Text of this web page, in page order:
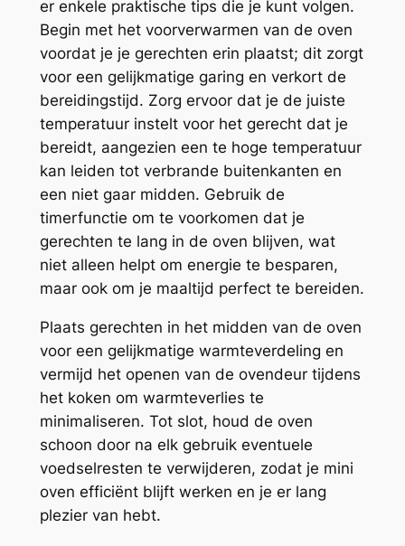
er enkele praktische tips die je kunt volgen.
Begin met het voorverwarmen van de oven
voordat je je gerechten erin plaatst; dit zorgt
voor een gelijkmatige garing en verkort de
bereidingstijd. Zorg ervoor dat je de juiste
temperatuur instelt voor het gerecht dat je
bereidt, aangezien een te hoge temperatuur
kan leiden tot verbrande buitenkanten en
een niet gaar midden. Gebruik de
timerfunctie om te voorkomen dat je
gerechten te lang in de oven blijven, wat
niet alleen helpt om energie te besparen,
maar ook om je maaltijd perfect te bereiden.
Plaats gerechten in het midden van de oven
voor een gelijkmatige warmteverdeling en
vermijd het openen van de ovendeur tijdens
het koken om warmteverlies te
minimaliseren. Tot slot, houd de oven
schoon door na elk gebruik eventuele
voedselresten te verwijderen, zodat je mini
oven efficiënt blijft werken en je er lang
plezier van hebt.